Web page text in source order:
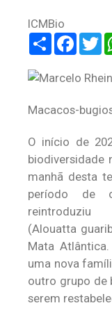
ICMBio
Share
Macacos-
O início de
biodiversidade
manhã desta
período de
(Alouatta
Mata
uma nova
outro grupo de
serem